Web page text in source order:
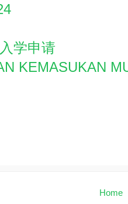
学申请
KEMASUKAN
Home